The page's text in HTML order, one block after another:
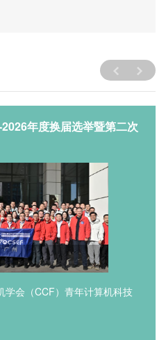
年度换届选举暨第二次
会（CCF）青年计算机科技